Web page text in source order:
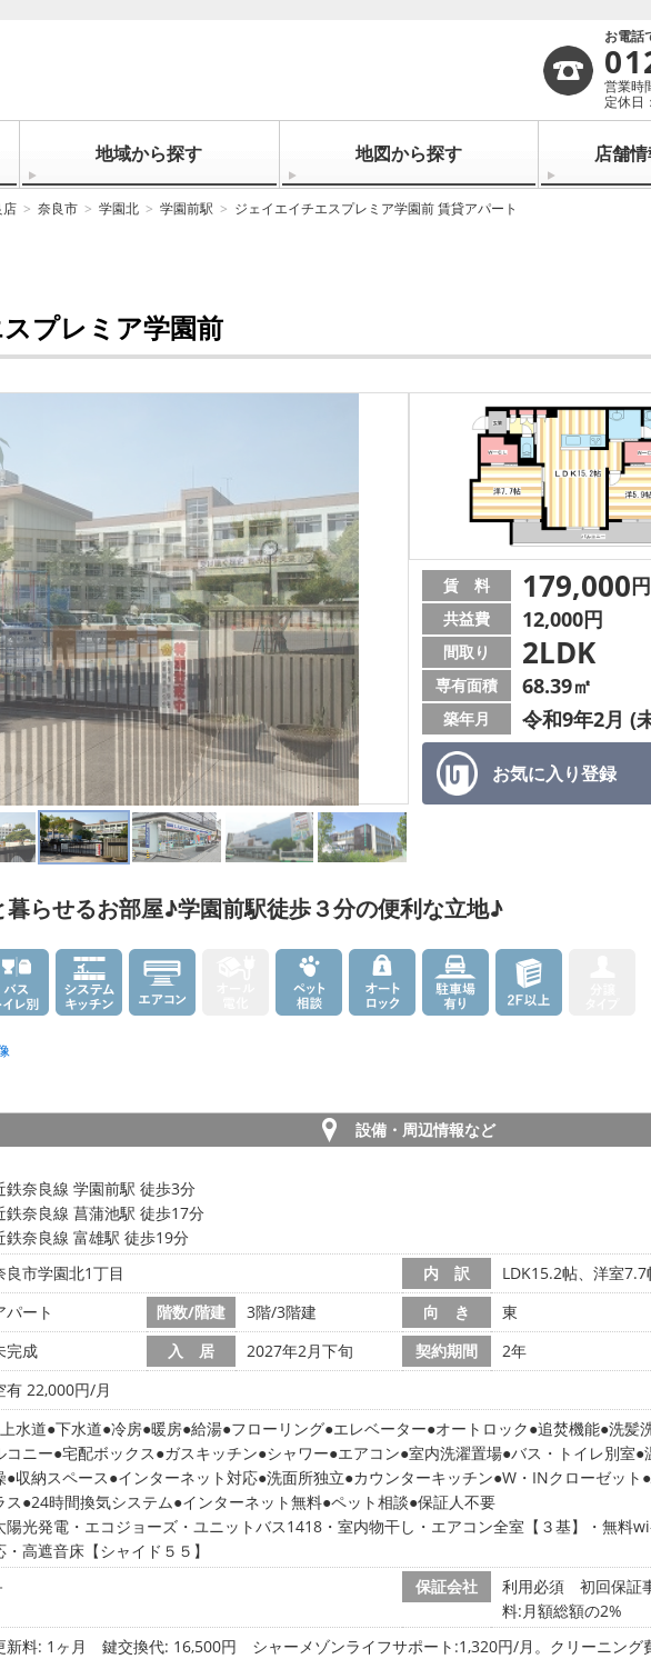
お電話
営業時
定休日
地域から探す 地図から探す 店舗
店 奈良市 学園北 学園前駅 ジェイエイチエスプレミア学園前 賃貸アパート
プレミア学園前
お気に入り登録
賃 料 179,000円
共益費 12,000円
間取り 2LDK
専有面積 68.39㎡
築年月 令和9年2月 (
暮らせるお部屋♪学園前駅徒歩３分の便利な立地♪
設備・周辺情報など
鉄奈良線 学園前駅 徒歩3分
鉄奈良線 菖蒲池駅 徒歩17分
鉄奈良線 富雄駅 徒歩19分
良市学園北1丁目 内 訳
LDK15.2帖、洋室
パート 階数/階建 3階/3階建 向 き 東
完成 入 居 2027年2月下旬 契約期間 2年
有 22,000円/月
上水道 下水道 冷房 暖房 給湯 フローリング エレベーター オートロック 追焚機能 洗髪
コニー 宅配ボックス ガスキッチン シャワー エアコン 室内洗濯置場 バス・トイレ別室
収納スペース インターネット対応 洗面所独立 カウンターキッチン W・INクローゼット
ス 24時間換気システム インターネット無料 ペット相談 保証人不要
陽光発電・エコジョーズ・ユニットバス1418・室内物干し・エアコン全室【３基】・無料
・高遮音床【シャイド５５】
保証会社
利用必須 初回保証
料:月額総額の2%
新料: 1ヶ月 鍵交換代: 16,500円
シャーメゾンライフサポート:1,320円/月。クリーニン